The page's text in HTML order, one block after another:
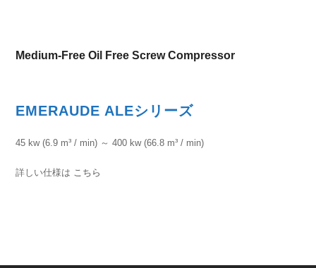
Medium-Free Oil Free Screw Compressor
EMERAUDE ALEシリーズ
45 kw (6.9 m³ / min) ～ 400 kw (66.8 m³ / min)
詳しい仕様は こちら